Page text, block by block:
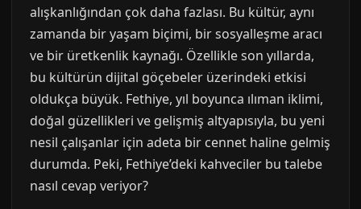
alışkanlığından çok daha fazlası. Bu kültür, aynı
zamanda bir yaşam biçimi, bir sosyalleşme aracı
ve bir üretkenlik kaynağı. Özellikle son yıllarda,
bu kültürün dijital göçebeler üzerindeki etkisi
oldukça büyük. Fethiye, yıl boyunca ılıman iklimi,
doğal güzellikleri ve gelişmiş altyapısıyla, bu yeni
nesil çalışanlar için adeta bir cennet haline gelmiş
durumda. Peki, Fethiye’deki kahveciler bu talebe
nasıl cevap veriyor?